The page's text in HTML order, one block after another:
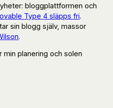
bloggplattformen och
Type 4 släpps fri.
sin blogg själv, massor
.
min planering och solen